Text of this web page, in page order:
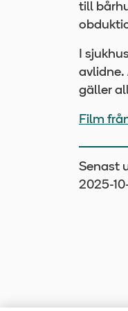
till
I
avlidne.
gäller
Film
Senast
2025-